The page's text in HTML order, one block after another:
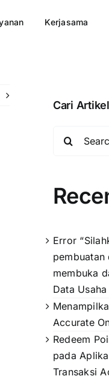
Kerjasama
Cari Artikel
Error
pembuatan
membuka
Data Usaha
Accurate
Redeem
pada
Transaksi